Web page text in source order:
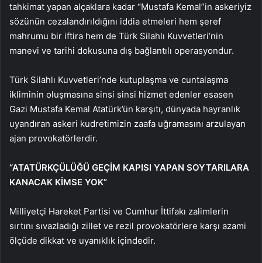
tahkimat yapan alçaklara kadar “Mustafa Kemal”in askeriyiz
sözünün cezalandırıldığını iddia etmeleri hem şeref
mahrumu bir iftira hem de Türk Silahlı Kuvvetleri’nin
manevi ve tarihi dokusuna dış bağlantılı operasyondur.
Türk Silahlı Kuvvetleri’nde kutuplaşma ve cuntalaşma
ikliminin oluşmasına sinsi sinsi hizmet edenler esasen
Gazi Mustafa Kemal Atatürk’ün karşıtı, dünyada hayranlık
uyandıran askeri kudretimizin zaafa uğramasını arzulayan
ajan provokatörlerdir.
“ATATÜRKÇÜLÜĞÜ GEÇİM KAPISI YAPAN SOYTARILARA
KANACAK KİMSE YOK”
Milliyetçi Hareket Partisi ve Cumhur İttifakı zalimlerin
sırtını sıvazladığı zillet ve rezil provokatörlere karşı azami
ölçüde dikkat ve uyanıklık içindedir.